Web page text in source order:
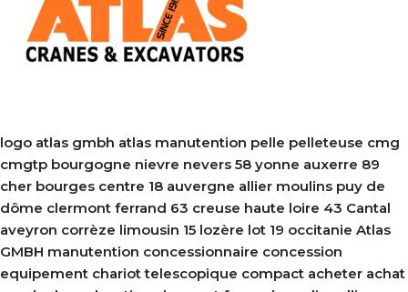
logo atlas gmbh atlas manutention pelle pelleteuse cmg
cmgtp bourgogne nievre nevers 58 yonne auxerre 89
cher bourges centre 18 auvergne allier moulins puy de
dôme clermont ferrand 63 creuse haute loire 43 Cantal
aveyron corrèze limousin 15 lozère lot 19 occitanie Atlas
GMBH manutention concessionnaire concession
equipement chariot telescopique compact acheter achat